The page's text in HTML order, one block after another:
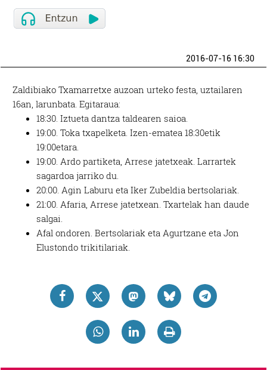
2016-07-16 16:30
Zaldibiako Txamarretxe auzoan urteko festa, uztailaren
16an, larunbata. Egitaraua:
18:30. Iztueta dantza taldearen saioa.
19:00. Toka txapelketa. Izen-ematea 18:30etik
19:00etara.
19:00. Ardo partiketa, Arrese jatetxeak. Larrartek
sagardoa jarriko du.
20:00. Agin Laburu eta Iker Zubeldia bertsolariak.
21:00. Afaria, Arrese jatetxean. Txartelak han daude
salgai.
Afal ondoren. Bertsolariak eta Agurtzane eta Jon
Elustondo trikitilariak.